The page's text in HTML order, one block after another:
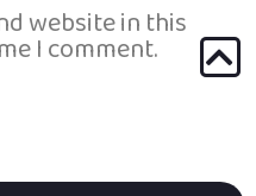
website in this
I comment.